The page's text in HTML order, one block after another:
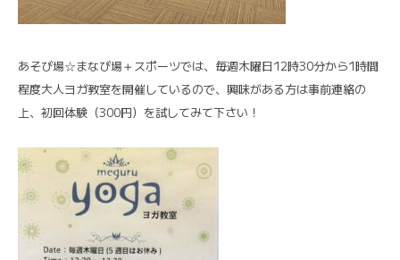
あそび場☆まなび場＋スポーツでは、毎週木曜日12時30分から1時間
程度大人ヨガ教室を開催しているので、興味がある方は事前連絡の
上、初回体験（300円）を試してみて下さい！